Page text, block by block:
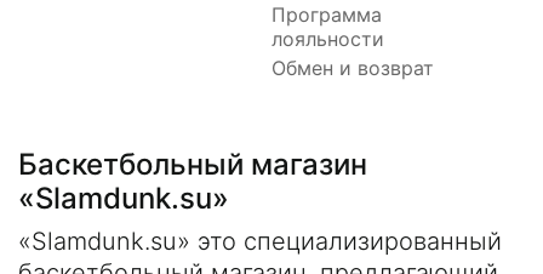
Программа
лояльности
Обмен и возврат
Баскетбольный магазин
«Slamdunk.su»
«Slamdunk.su» это специализированный